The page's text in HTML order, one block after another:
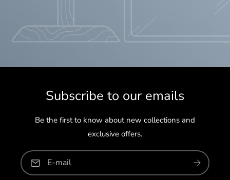
Subscribe to our emails
Be the first to know about new collections and
exclusive offers.
E-mail